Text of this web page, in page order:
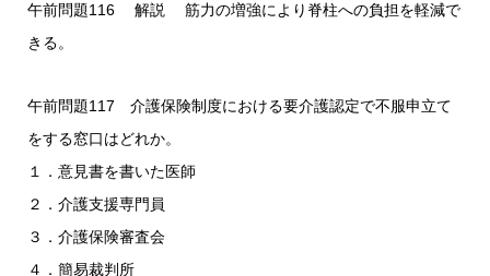
午前問題116 解説 筋力の増強により脊柱への負担を軽減で
きる。
午前問題117 介護保険制度における要介護認定で不服申立て
をする窓口はどれか。
１．意見書を書いた医師
２．介護支援専門員
３．介護保険審査会
４．簡易裁判所